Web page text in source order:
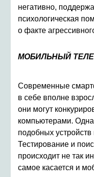
негативно,
психологическая
о факте
МОБИЛЬНЫЙ
Современные
в себе вполне
они могут
компьютерами.
подобных
Тестирование и
происходит не так
самое касается и